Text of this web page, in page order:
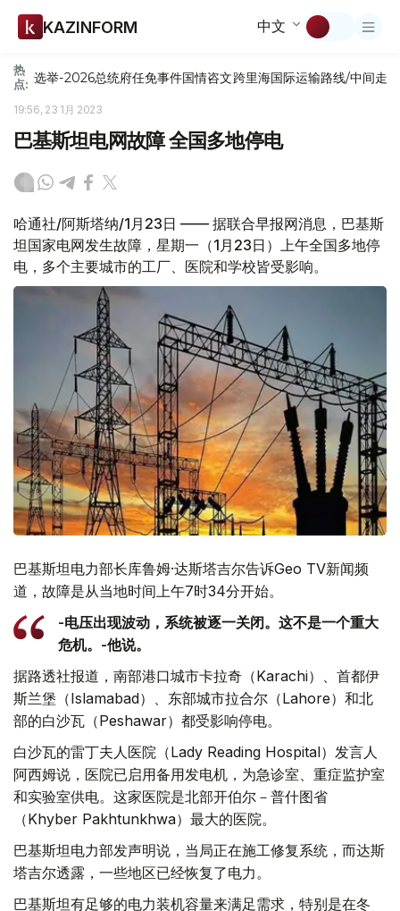
KAZINFORM 中文
热
点: 选举-2026总统府任免事件国情咨文跨里海国际运输路线/中间走廊
19:56, 23 1月 2023
巴基斯坦电网故障 全国多地停电
哈通社/阿斯塔纳/1月23日 —— 据联合早报网消息，巴基斯
坦国家电网发生故障，星期一（1月23日）上午全国多地停
电，多个主要城市的工厂、医院和学校皆受影响。
巴基斯坦电力部长库鲁姆·达斯塔吉尔告诉Geo TV新闻频
道，故障是从当地时间上午7时34分开始。
-电压出现波动，系统被逐一关闭。这不是一个重大
危机。-他说。
据路透社报道，南部港口城市卡拉奇（Karachi）、首都伊
斯兰堡（Islamabad）、东部城市拉合尔（Lahore）和北
部的白沙瓦（Peshawar）都受影响停电。
白沙瓦的雷丁夫人医院（Lady Reading Hospital）发言人
阿西姆说，医院已启用备用发电机，为急诊室、重症监护室
和实验室供电。这家医院是北部开伯尔－普什图省
（Khyber Pakhtunkhwa）最大的医院。
巴基斯坦电力部发声明说，当局正在施工修复系统，而达斯
塔吉尔透露，一些地区已经恢复了电力。
巴基斯坦有足够的电力装机容量来满足需求，特别是在冬